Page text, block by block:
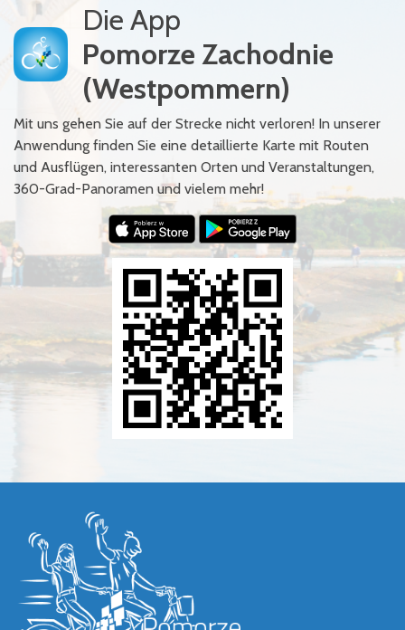
Die App
Pomorze Zachodnie
(Westpommern)
Mit uns gehen Sie auf der Strecke nicht verloren! In unserer
Anwendung finden Sie eine detaillierte Karte mit Routen
und Ausflügen, interessanten Orten und Veranstaltungen,
360-Grad-Panoramen und vielem mehr!